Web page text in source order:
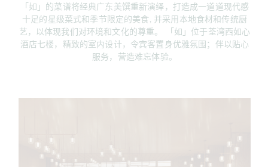
「如」的菜谱将经典广东美馔重新演绎，打造成一道道现代感
十足的星级菜式和季节限定的美食, 并采用本地食材和传统厨
艺，以体现我们对环境和文化的尊重。 「如」位于荃湾西如心
酒店七楼，精致的室内设计，令宾客置身优雅氛围；伴以贴心
服务，营造难忘体验。